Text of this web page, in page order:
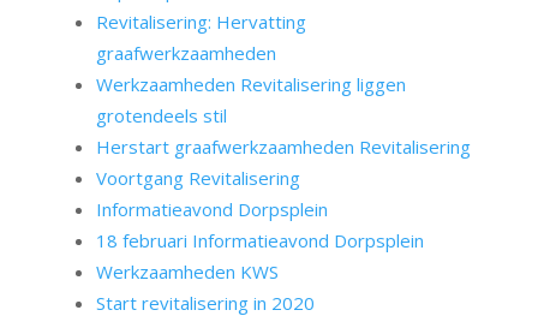
Revitalisering: Hervatting
graafwerkzaamheden
Werkzaamheden Revitalisering liggen
grotendeels stil
Herstart graafwerkzaamheden Revitalisering
Voortgang Revitalisering
Informatieavond Dorpsplein
18 februari Informatieavond Dorpsplein
Werkzaamheden KWS
Start revitalisering in 2020